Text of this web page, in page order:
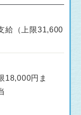
給（上限31,600
18,000円ま